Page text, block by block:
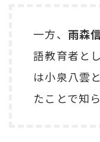
一方、 雨森
語教育者と
は小泉八雲
たことで知